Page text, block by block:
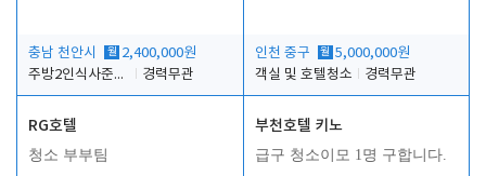
충남 천안시 월 2,400,000원
주방2인식사준비및청소린렌보조
경력무관
인천 중구 월 5,000,000원
객실 및 호텔청소
경력무관
RG호텔
청소 부부팀
부천호텔 키노
급구 청소이모 1명 구합니다.